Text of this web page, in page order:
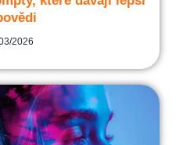
2026